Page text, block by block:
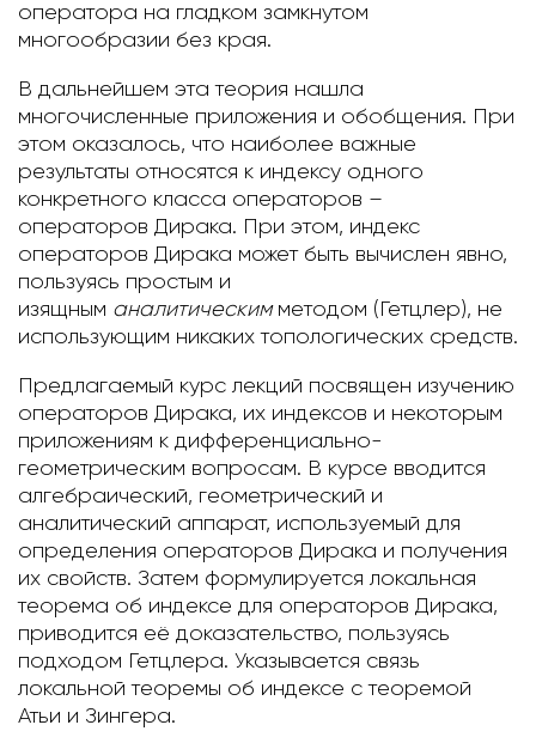
оператора на гладком замкнутом
многообразии без края.
В дальнейшем эта теория нашла
многочисленные приложения и обобщения. При
этом оказалось, что наиболее важные
результаты относятся к индексу одного
конкретного класса операторов –
операторов Дирака. При этом, индекс
операторов Дирака может быть вычислен явно,
пользуясь простым и
изящным аналитическимметодом (Гетцлер), не
использующим никаких топологических средств.
Предлагаемый курс лекций посвящен изучению
операторов Дирака, их индексов и некоторым
приложениям к дифференциально-
геометрическим вопросам. В курсе вводится
алгебраический, геометрический и
аналитический аппарат, используемый для
определения операторов Дирака и получения
их свойств. Затем формулируется локальная
теорема об индексе для операторов Дирака,
приводится её доказательство, пользуясь
подходом Гетцлера. Указывается связь
локальной теоремы об индексе с теоремой
Атьи и Зингера.